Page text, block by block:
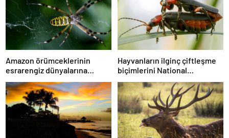
Amazon örümceklerinin
esrarengiz dünyalarına
gitmeye hazır olun.
Hayvanların ilginç çiftleşme
biçimlerini National
Geographic görüntüledi.